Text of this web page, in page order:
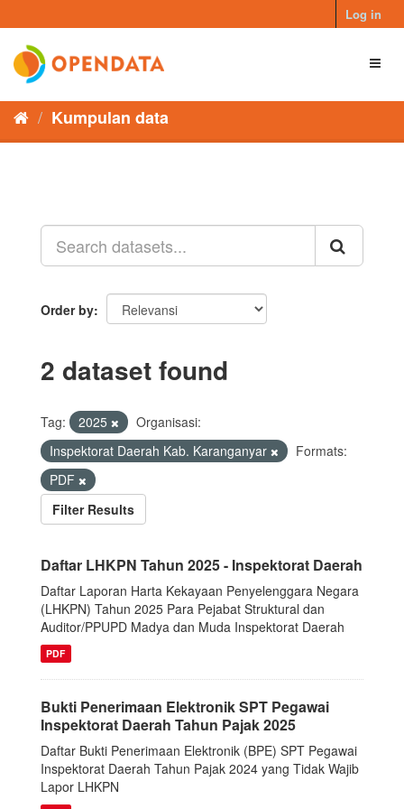
to
content
Log in
Kumpulan data
Order by
2 dataset found
Tag: 2025
Organisasi:
Inspektorat Daerah Kab. Karanganyar
Formats:
PDF
Filter Results
Daftar LHKPN Tahun 2025 - Inspektorat Daerah
Daftar Laporan Harta Kekayaan Penyelenggara Negara
(LHKPN) Tahun 2025 Para Pejabat Struktural dan
Auditor/PPUPD Madya dan Muda Inspektorat Daerah
PDF
Bukti Penerimaan Elektronik SPT Pegawai
Inspektorat Daerah Tahun Pajak 2025
Daftar Bukti Penerimaan Elektronik (BPE) SPT Pegawai
Inspektorat Daerah Tahun Pajak 2024 yang Tidak Wajib
Lapor LHKPN